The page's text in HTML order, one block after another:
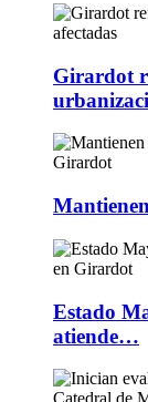
Girardot
Estado
atiende…